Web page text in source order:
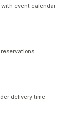
with event calendar
delivery time